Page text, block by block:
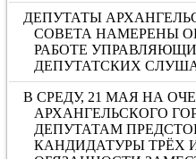
ДЕПУТАТЫ
СОВЕТА НАМЕРЕНЫ
РАБОТЕ
ДЕПУТАТСКИХ
В СРЕДУ, 21 МАЯ НА
АРХАНГЕЛЬСКОГО
ДЕПУТАТАМ
КАНДИДАТУРЫ